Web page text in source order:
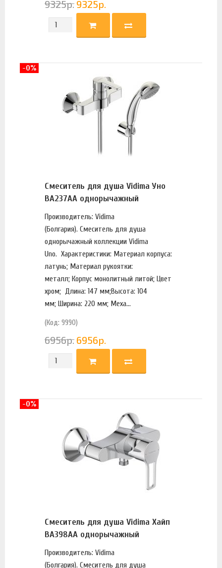
9325р. 9325р.
Смеситель для душа Vidima Уно
BA237AA однорычажный
Производитель: Vidima
(Болгария). Смеситель для душа
однорычажный коллекции Vidima
Uno. Характеристики: Материал корпуса:
латунь; Материал рукоятки:
металл; Корпус монолитный литой; Цвет
хром; Длина: 147 мм;Высота: 104
мм; Ширина: 220 мм; Меха...
(Код: 9990)
6956р. 6956р.
-0%
Смеситель для душа Vidima Хайп
BA398AA однорычажный
Производитель: Vidima
(Болгария). Смеситель для душа
-0%